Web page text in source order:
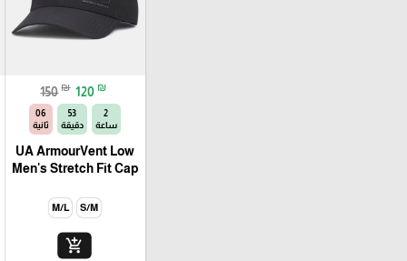
150 ₪ 120 ₪
2
ساعة
53
دقيقة
04
ثانية
UA ArmourVent Low
Men's Stretch Fit Cap
S/M
M/L
add_shopping_cart